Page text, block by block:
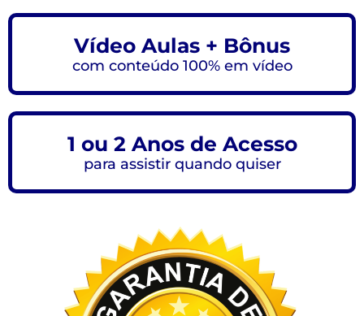
Vídeo Aulas + Bônus
com conteúdo 100% em vídeo
1 ou 2 Anos de Acesso
para assistir quando quiser